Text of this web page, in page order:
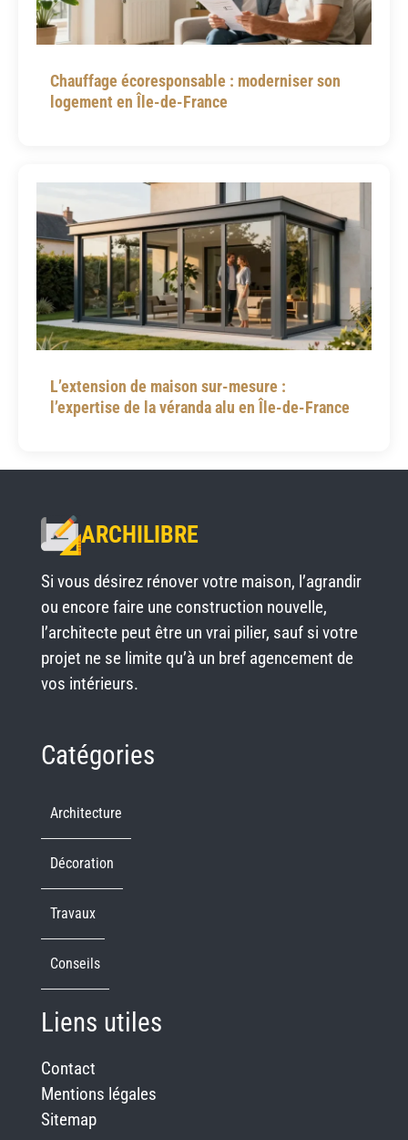
Chauffage écoresponsable : moderniser son
logement en Île-de-France
L’extension de maison sur-mesure :
l’expertise de la véranda alu en Île-de-France
ARCHILIBRE
Si vous désirez rénover votre maison, l’agrandir
ou encore faire une construction nouvelle,
l’architecte peut être un vrai pilier, sauf si votre
projet ne se limite qu’à un bref agencement de
vos intérieurs.
Catégories
Architecture
Décoration
Travaux
Conseils
Liens utiles
Contact
Mentions légales
Sitemap